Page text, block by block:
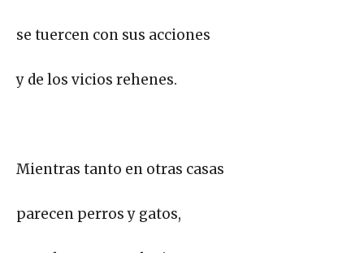
se tuercen con sus acciones
y de los vicios rehenes.
Mientras tanto en otras casas
parecen perros y gatos,